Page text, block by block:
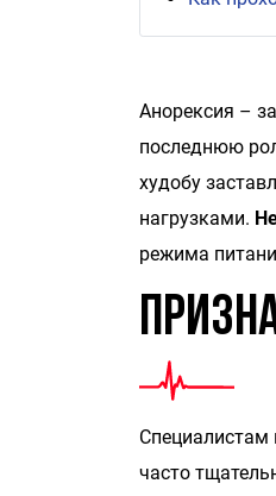
Анорексия –
последнюю
худобу
нагрузками.
режима
Специалистам
часто